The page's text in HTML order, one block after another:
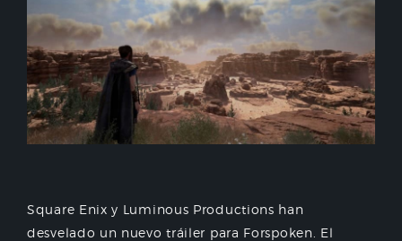
Square Enix y Luminous Productions han
desvelado un nuevo tráiler para Forspoken. El